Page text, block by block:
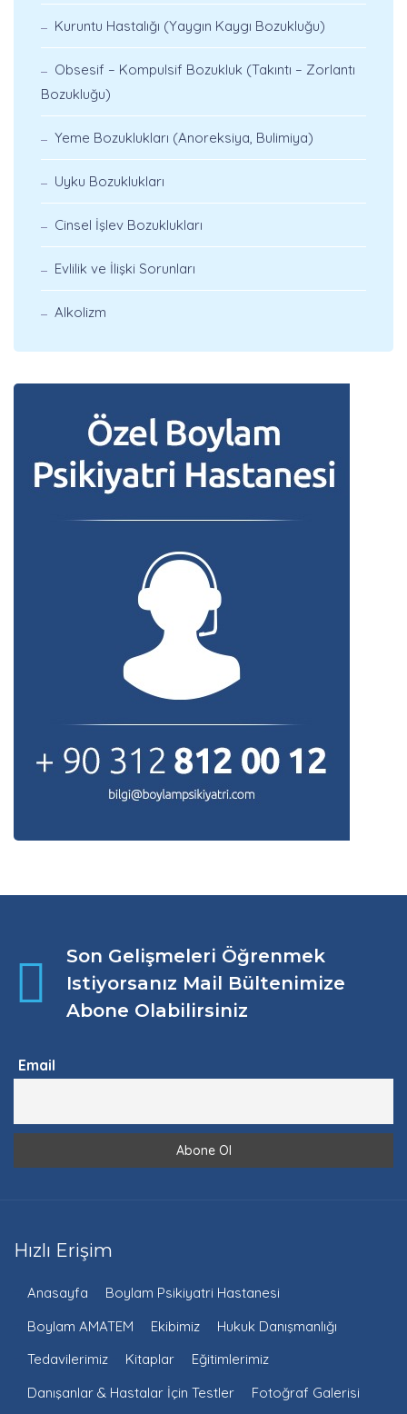
Kuruntu Hastalığı (Yaygın Kaygı Bozukluğu)
Obsesif – Kompulsif Bozukluk (Takıntı – Zorlantı
Bozukluğu)
Yeme Bozuklukları (Anoreksiya, Bulimiya)
Uyku Bozuklukları
Cinsel İşlev Bozuklukları
Evlilik ve İlişki Sorunları
Alkolizm
Son Gelişmeleri Öğrenmek
Istiyorsanız Mail Bültenimize
Abone Olabilirsiniz
Email
Hızlı Erişim
Anasayfa
Boylam Psikiyatri Hastanesi
Boylam AMATEM
Ekibimiz
Hukuk Danışmanlığı
Tedavilerimiz
Kitaplar
Eğitimlerimiz
Danışanlar & Hastalar İçin Testler
Fotoğraf Galerisi